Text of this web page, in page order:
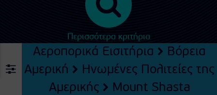
Περισσότερα κριτήρια
Αεροπορικά Εισιτήρια
Βόρεια
Αμερική
Ηνωμένες Πολιτείες της
Αμερικής
Mount Shasta